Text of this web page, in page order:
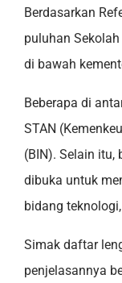
Berdasarkan
puluhan
di bawah
Beberapa di
STAN
(BIN). Selain itu,
dibuka untuk
bidang
Simak daftar
penjelasannya